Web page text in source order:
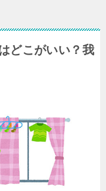
どこがいい？我